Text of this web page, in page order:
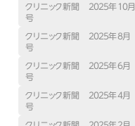
クリニック新聞 ２０２５年１０月
号
クリニック新聞 ２０２５年８月
号
クリニック新聞 ２０２５年６月
号
クリニック新聞 ２０２５年４月
号